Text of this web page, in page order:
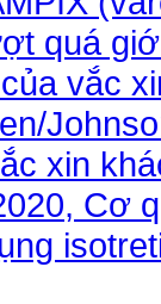
quá
vắc
xin
Cơ